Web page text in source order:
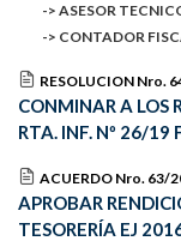
-> ASESOR
-> CONTADOR
RESOLUCION Nro.
CONMINAR A LOS
RTA. INF. Nº 26/19
ACUERDO Nro. 63/
APROBAR
TESORERÍA EJ